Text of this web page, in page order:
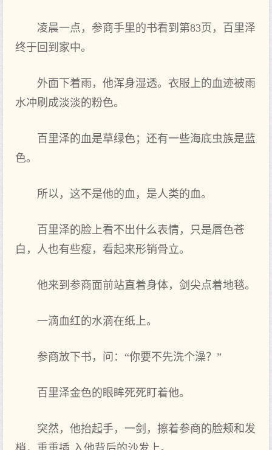
凌晨一点，参商手里的书看到第83页，百里泽
终于回到家中。
外面下着雨，他浑身湿透。衣服上的血迹被雨
水冲刷成淡淡的粉色。
百里泽的血是草绿色；还有一些海底虫族是蓝
色。
所以，这不是他的血，是人类的血。
百里泽的脸上看不出什么表情，只是唇色苍
白，人也有些瘦，看起来形销骨立。
他来到参商面前站直着身体，剑尖点着地毯。
一滴血红的水滴在纸上。
参商放下书，问：“你要不先洗个澡？”
百里泽金色的眼眸死死盯着他。
突然，他抬起手，一剑，擦着参商的脸颊和发